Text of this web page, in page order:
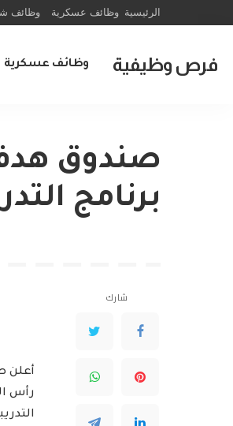
الرئيسية وظائف عسكرية وظائف
فرص وظيفية وظائف عسكرية
صندوق
برنامج
شارك
أعلن
رأس